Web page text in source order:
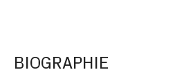
BIOGRAPHIE